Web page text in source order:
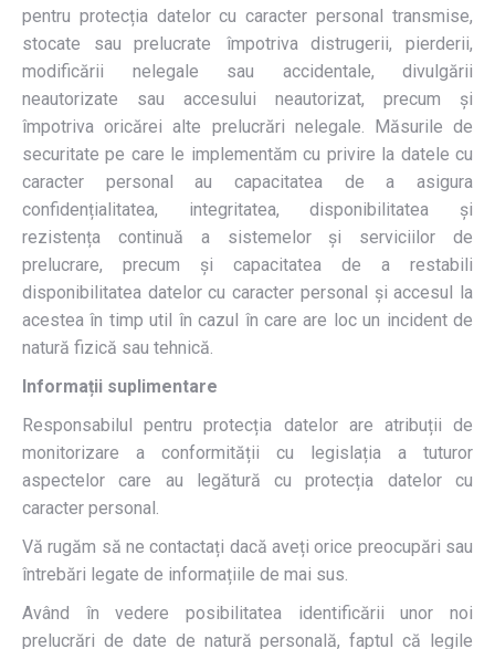
pentru protecția datelor cu caracter personal transmise,
stocate sau prelucrate împotriva distrugerii, pierderii,
modificării nelegale sau accidentale, divulgării
neautorizate sau accesului neautorizat, precum și
împotriva oricărei alte prelucrări nelegale. Măsurile de
securitate pe care le implementăm cu privire la datele cu
caracter personal au capacitatea de a asigura
confidențialitatea, integritatea, disponibilitatea și
rezistența continuă a sistemelor și serviciilor de
prelucrare, precum și capacitatea de a restabili
disponibilitatea datelor cu caracter personal și accesul la
acestea în timp util în cazul în care are loc un incident de
natură fizică sau tehnică.
Informații suplimentare
Responsabilul pentru protecția datelor are atribuții de
monitorizare a conformității cu legislația a tuturor
aspectelor care au legătură cu protecția datelor cu
caracter personal.
Vă rugăm să ne contactați dacă aveți orice preocupări sau
întrebări legate de informațiile de mai sus.
Având în vedere posibilitatea identificării unor noi
prelucrări de date de natură personală, faptul că legile